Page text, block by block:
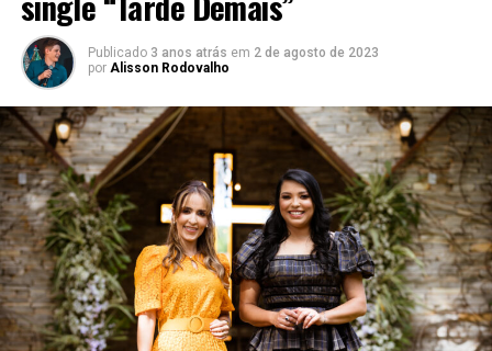
Publicado 3 anos atrás em 2 de agosto de 2023
por Alisson Rodovalho